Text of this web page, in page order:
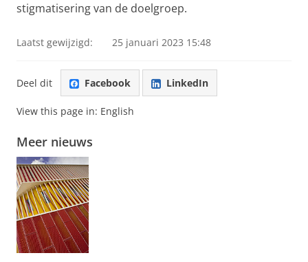
stigmatisering van de doelgroep.
Laatst gewijzigd: 25 januari 2023 15:48
Deel dit Facebook LinkedIn
View this page in: English
Meer nieuws